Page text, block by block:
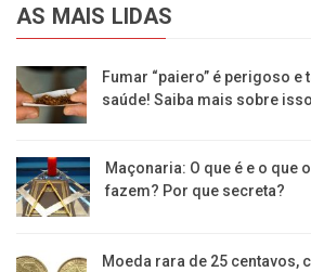
AS MAIS LIDAS
Fumar “paiero” é perigoso e
saúde! Saiba mais sobre isso
Maçonaria: O que é e o que
fazem? Por que secreta?
Moeda rara de 25 centavos,